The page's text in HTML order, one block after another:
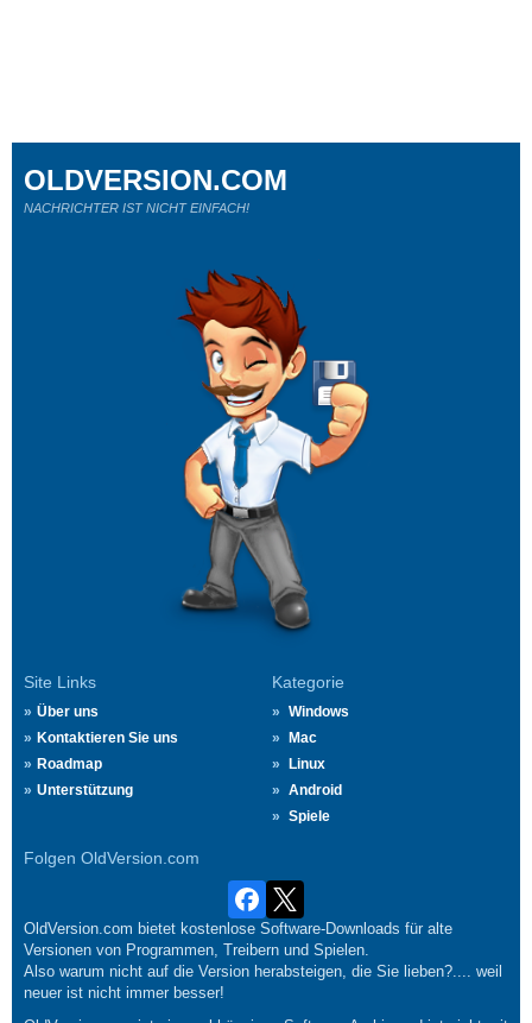
Site Links
Über uns
Kontaktieren Sie uns
Roadmap
Unterstützung
Kategorie
Windows
Mac
Linux
Android
Spiele
Folgen OldVersion.com
OLDVERSION.COM
NACHRICHTER IST NICHT EINFACH!
OldVersion.com bietet kostenlose Software-Downloads für alte
Versionen von Programmen, Treibern und Spielen.
Also warum nicht auf die Version herabsteigen, die Sie lieben?.... weil
neuer ist nicht immer besser!